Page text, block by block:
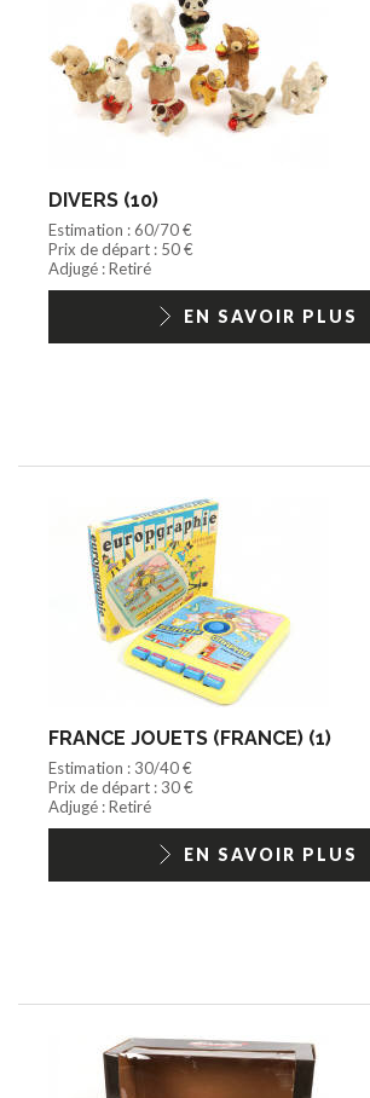
DIVERS (10)
Estimation : 60/70 €
Prix de départ : 50 €
Adjugé : Retiré
EN SAVOIR PLUS
FRANCE JOUETS (FRANCE) (1)
Estimation : 30/40 €
Prix de départ : 30 €
Adjugé : Retiré
EN SAVOIR PLUS